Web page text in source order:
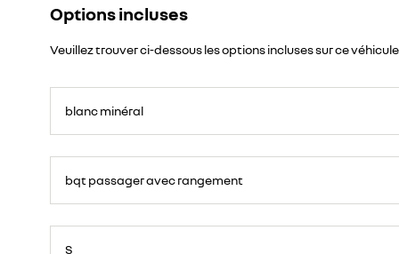
Options incluses
Veuillez trouver ci-dessous les options incluses sur ce véhicule
blanc minéral
bqt passager avec rangement
S